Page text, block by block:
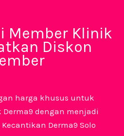
Member Klinik
Diskon
harga khusus untuk
Derma9 dengan menjadi
Derma9 Solo